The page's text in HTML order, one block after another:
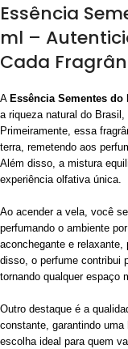
Essência
ml –
Cada
A Essência Sementes do
a riqueza natural do
Primeiramente, essa
terra, remetendo aos
Além disso, a mistura
experiência olfativa única.
Ao acender a vela, você
perfumando o ambiente
aconchegante e
disso, o perfume contribui
tornando qualquer espaço
Outro destaque é a
constante, garantindo
escolha ideal para quem